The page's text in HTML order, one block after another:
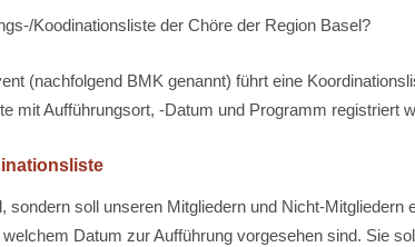
Koodinationsliste der Chöre der Region Basel?
(nachfolgend BMK genannt) führt eine
mit Aufführungsort, -Datum und Programm registriert
sondern soll unseren Mitgliedern und Nicht-Mitgliedern
Datum zur Aufführung vorgesehen sind. Sie